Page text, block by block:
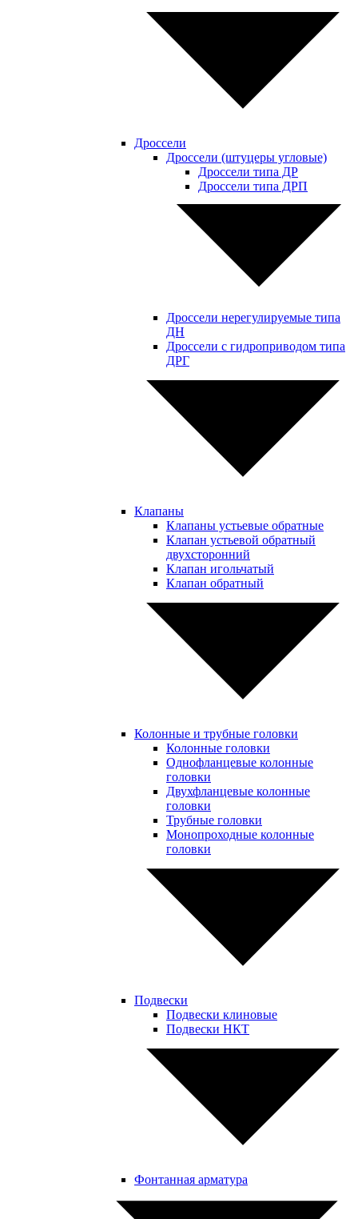
Дроссели
Дроссели (штуцеры угловые)
Дроссели типа ДР
Дроссели типа ДРП
Дроссели нерегулируемые типа
ДН
Дроссели с гидроприводом типа
ДРГ
Клапаны
Клапаны устьевые обратные
Клапан устьевой обратный
двухсторонний
Клапан игольчатый
Клапан обратный
Колонные и трубные головки
Колонные головки
Однофланцевые колонные
головки
Двухфланцевые колонные
головки
Трубные головки
Монопроходные колонные
головки
Подвески
Подвески клиновые
Подвески НКТ
Фонтанная арматура